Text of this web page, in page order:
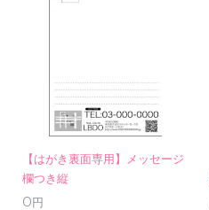
【はがき裏面専用】メッセージ
欄つき縦
0円